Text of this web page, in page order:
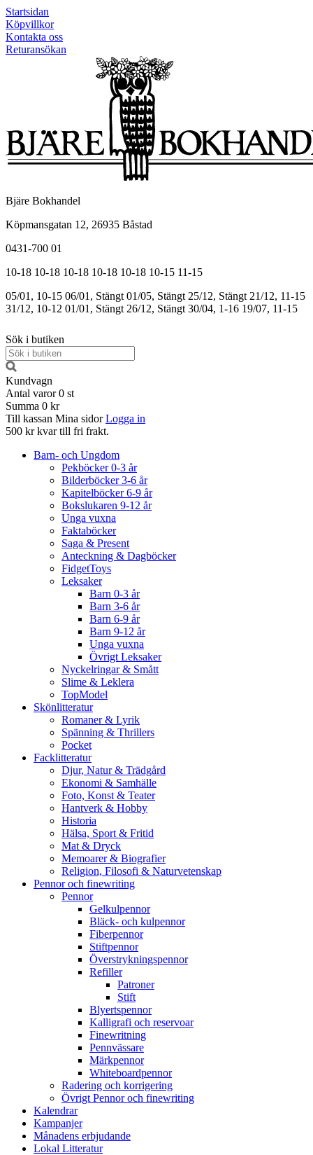
Startsidan
Köpvillkor
Kontakta oss
Returansökan
Bjäre Bokhandel
Köpmansgatan 12, 26935 Båstad
0431-700 01
10-18 10-18 10-18 10-18 10-18 10-15 11-15
05/01, 10-15 06/01, Stängt 01/05, Stängt 25/12, Stängt 21/12, 11-15
31/12, 10-12 01/01, Stängt 26/12, Stängt 30/04, 1-16 19/07, 11-15
Sök i butiken
Kundvagn
Antal varor 0 st
Summa 0 kr
Till kassan Mina sidor Logga in
500 kr kvar till fri frakt.
Barn- och Ungdom
Pekböcker 0-3 år
Bilderböcker 3-6 år
Kapitelböcker 6-9 år
Bokslukaren 9-12 år
Unga vuxna
Faktaböcker
Saga & Present
Anteckning & Dagböcker
FidgetToys
Leksaker
Barn 0-3 år
Barn 3-6 år
Barn 6-9 år
Barn 9-12 år
Unga vuxna
Övrigt Leksaker
Nyckelringar & Smått
Slime & Leklera
TopModel
Skönlitteratur
Romaner & Lyrik
Spänning & Thrillers
Pocket
Facklitteratur
Djur, Natur & Trädgård
Ekonomi & Samhälle
Foto, Konst & Teater
Hantverk & Hobby
Historia
Hälsa, Sport & Fritid
Mat & Dryck
Memoarer & Biografier
Religion, Filosofi & Naturvetenskap
Pennor och finewriting
Pennor
Gelkulpennor
Bläck- och kulpennor
Fiberpennor
Stiftpennor
Överstrykningspennor
Refiller
Patroner
Stift
Blyertspennor
Kalligrafi och reservoar
Finewritning
Pennvässare
Märkpennor
Whiteboardpennor
Radering och korrigering
Övrigt Pennor och finewriting
Kalendrar
Kampanjer
Månadens erbjudande
Lokal Litteratur